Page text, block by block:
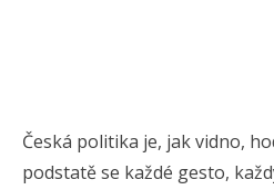
Česká politika je, jak vidno,
podstatě se každé gesto,